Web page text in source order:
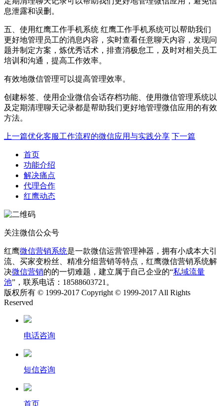
息泄露和误删。
五、使用红鹰工作手机系统 红鹰工作手机系统可以帮助我们
更好地管理员工的消息内容，实时查看任意聊天内容，发现问
题并制定方案，炼优秀话术，排查消极怠工，及时对相关员工
培训和沟通，提高工作效率。
有效地微信管理可以提高管理效率。
创建标签、使用企业微信会话存档功能、使用微信管理系统以
及定期清理聊天记录都是帮助我们更好地管理微信应用的有效
方法。
上一篇优化客服工作流程的微信应用与实践分享 下一篇
首页
功能介绍
解决痛点
代理合作
红鹰动态
关注微信公众号
红鹰微信营销系统是一款微信运营管理神器，拥有小成本大引
流、买家变粉丝、精准分组营销等特点，红鹰微信营销系统解
决微信营销的的一切难题，建立属于自己企业的“私域流量
池”，联系电话：18588603721。
版权所有 © 1999-2017 Copyright © 1999-2017 All Rights
Reserved
电话咨询
短信咨询
首页